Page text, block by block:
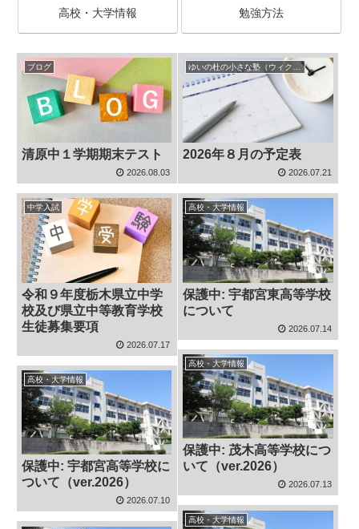
高校・大学情報 勉強方法
ブログ
清原中１学期期末テスト
2026.08.03
ゆいの杜の小さな塾（ウィクル）の予定表
2026年８月の予定表
2026.07.21
中学入試
令和９年度栃木県立中学
校及び県立中等教育学校
生徒募集要項
2026.07.17
高校・大学情報
保護中: 宇都宮東高等学校
について
2026.07.14
高校・大学情報
保護中: 茂木高等学校につ
いて（ver.2026）
2026.07.13
高校・大学情報
保護中: 宇都宮高等学校に
ついて（ver.2026）
2026.07.10
高校・大学情報